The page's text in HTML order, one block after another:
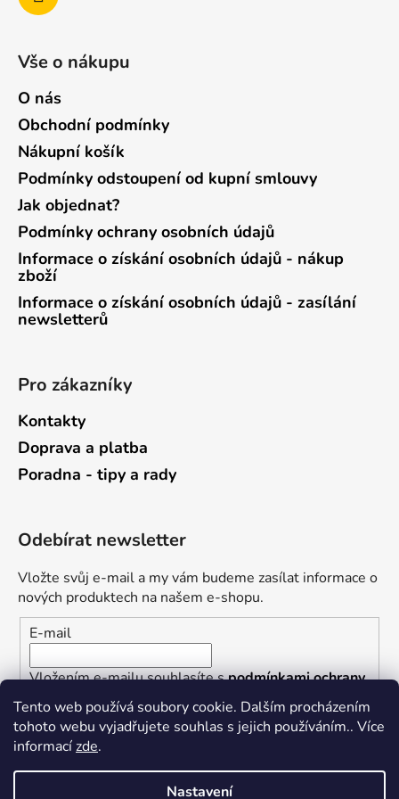
Tento web používá soubory cookie. Dalším procházením
tohoto webu vyjadřujete souhlas s jejich používáním.. Více
informacízde.
Nastavení
Vše o nákupu
O nás
Obchodní podmínky
Nákupní košík
Podmínky odstoupení od kupní smlouvy
Jak objednat?
Podmínky ochrany osobních údajů
Informace o získání osobních údajů - nákup
zboží
Informace o získání osobních údajů - zasílání
newsletterů
Pro zákazníky
Kontakty
Doprava a platba
Poradna - tipy a rady
Odebírat newsletter
Vložte svůj e-mail a my vám budeme zasílat informace o
nových produktech na našem e-shopu.
E-mail
Vložením e-mailu souhlasíte spodmínkami ochrany
osobních údajů
PŘIHLÁSIT SE